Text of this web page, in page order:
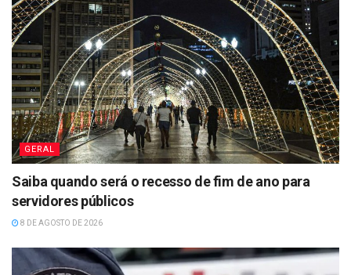
GERAL
Saiba quando será o recesso de fim de ano para
servidores públicos
8 DE AGOSTO DE 2026